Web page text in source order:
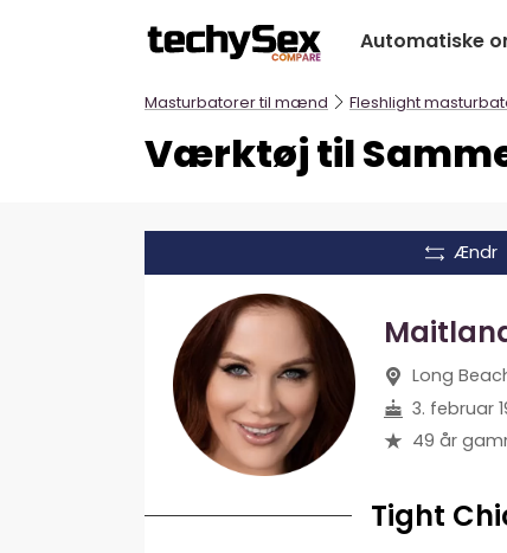
Automatiske
Masturbatorer til mænd Fleshlight
Værktøj til
Ændr
Long
3. februar
49 år
Tight